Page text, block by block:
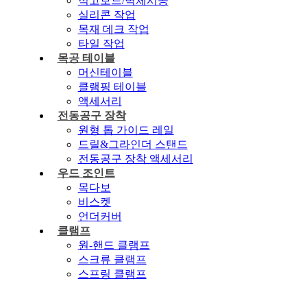
실리콘 작업
목재 데크 작업
타일 작업
목공 테이블
머신테이블
클램핑 테이블
액세서리
전동공구 장착
원형 톱 가이드 레일
드릴&그라인더 스탠드
전동공구 장착 액세서리
우드 조인트
목다보
비스켓
언더커버
클램프
원-핸드 클램프
스크류 클램프
스프링 클램프